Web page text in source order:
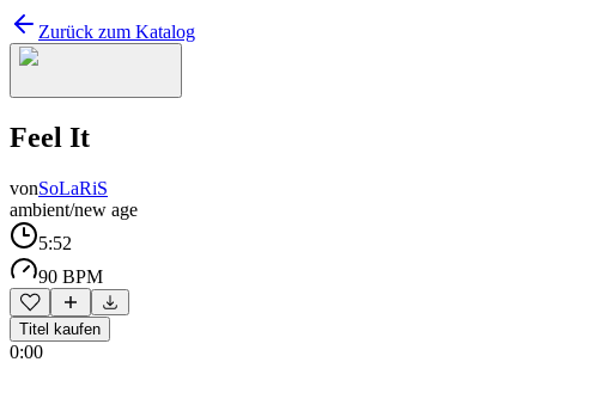
Zurück zum Katalog
Feel It
vonSoLaRiS
ambient/new age
5:52
90 BPM
Titel kaufen
0:00